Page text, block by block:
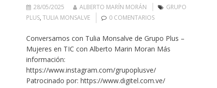
28/05/2025 ALBERTO MARÍN MORÁN
GRUPO
PLUS, TULIA MONSALVE 0 COMENTARIOS
Conversamos con Tulia Monsalve de Grupo Plus –
Mujeres en TIC con Alberto Marin Moran Más
información:
https://www.instagram.com/grupoplusve/
Patrocinado por: https://www.digitel.com.ve/